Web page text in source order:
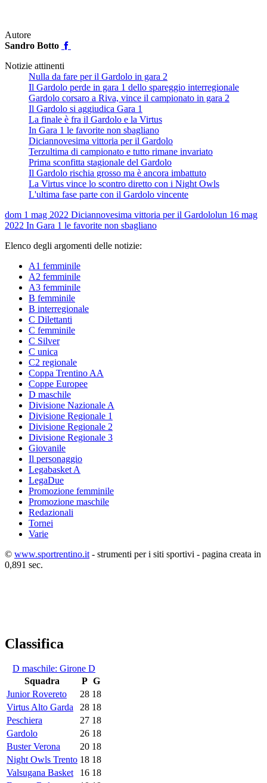
Autore
Sandro Botto
Notizie attinenti
Nulla da fare per il Gardolo in gara 2
Il Gardolo perde in gara 1 dello spareggio interregionale
Gardolo corsaro a Riva, vince il campionato in gara 2
Il Gardolo si aggiudica Gara 1
La finale è fra il Gardolo e la Virtus
In Gara 1 le favorite non sbagliano
Diciannovesima vittoria per il Gardolo
Terzultima di campionato e tutto rimane invariato
Prima sconfitta stagionale del Gardolo
Il Gardolo rischia grosso ma è ancora imbattuto
La Virtus vince lo scontro diretto con i Night Owls
L'ultima fase parte con il Gardolo vincente
dom 1 mag 2022 Diciannovesima vittoria per il Gardololun 16 mag
2022 In Gara 1 le favorite non sbagliano
Elenco degli argomenti delle notizie:
A1 femminile
A2 femminile
A3 femminile
B femminile
B interregionale
C Dilettanti
C femminile
C Silver
C unica
C2 regionale
Coppa Trentino AA
Coppe Europee
D maschile
Divisione Nazionale A
Divisione Regionale 1
Divisione Regionale 2
Divisione Regionale 3
Giovanile
Il personaggio
Legabasket A
LegaDue
Promozione femminile
Promozione maschile
Redazionali
Tornei
Varie
© www.sportrentino.it - strumenti per i siti sportivi - pagina creata in
0,891 sec.
Classifica
D maschile: Girone D
Squadra
P G
Junior Rovereto
28 18
Virtus Alto Garda
28 18
Peschiera
27 18
Gardolo
26 18
Buster Verona
20 18
Night Owls Trento 18 18
Valsugana Basket
16 18